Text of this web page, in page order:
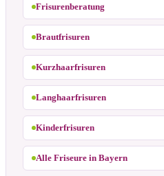
Frisurenberatung
Brautfrisuren
Kurzhaarfrisuren
Langhaarfrisuren
Kinderfrisuren
Alle Friseure in Bayern